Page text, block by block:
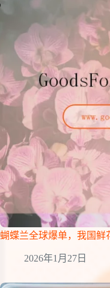
蝴蝶兰全球爆单，我国鲜
2026年1月27日